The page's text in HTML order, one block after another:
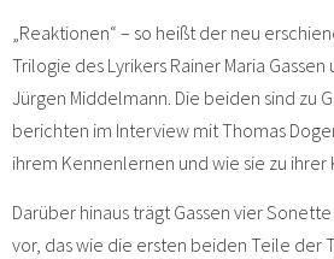
„Reaktionen“ – so heißt der neu
Trilogie des Lyrikers Rainer Maria
Jürgen Middelmann. Die beiden sind zu
berichten im Interview mit Thomas
ihrem Kennenlernen und wie sie zu ihrer
Darüber hinaus trägt Gassen vier
vor, das wie die ersten beiden Teile der